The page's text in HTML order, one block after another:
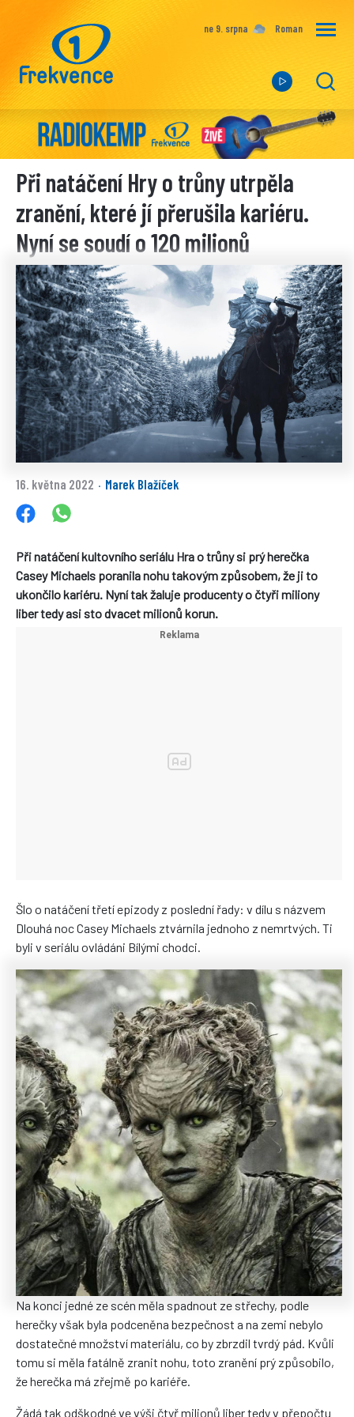
ne 9. srpna Roman
Při natáčení Hry o trůny utrpěla
zranění, které jí přerušila kariéru.
Nyní se soudí o 120 milionů
16. května 2022 · Marek Blažíček
Při natáčení kultovního seriálu Hra o trůny si prý herečka
Casey Michaels poranila nohu takovým způsobem, že ji to
ukončilo kariéru. Nyní tak žaluje producenty o čtyři miliony
liber tedy asi sto dvacet milionů korun.
Šlo o natáčení třetí epizody z poslední řady: v dílu s názvem
Dlouhá noc Casey Michaels ztvárnila jednoho z nemrtvých. Ti
byli v seriálu ovládáni Bílými chodci.
Na konci jedné ze scén měla spadnout ze střechy, podle
herečky však byla podceněna bezpečnost a na zemi nebylo
dostatečné množství materiálu, co by zbrzdil tvrdý pád. Kvůli
tomu si měla fatálně zranit nohu, toto zranění prý způsobilo,
že herečka má zřejmě po kariéře.
Žádá tak odškodné ve výši čtyř milionů liber tedy v přepočtu